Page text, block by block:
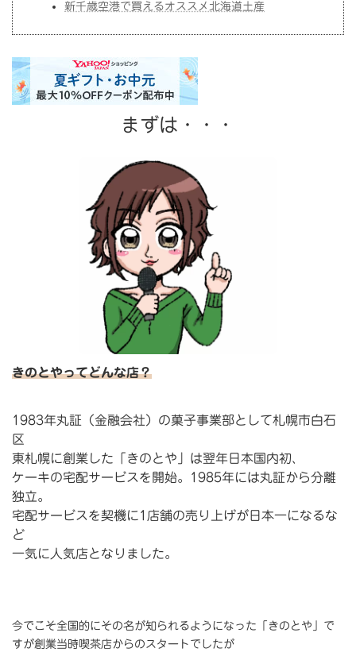
新千歳空港で買えるオススメ北海道土産
まずは・・・
きのとやってどんな店？
1983年丸証（金融会社）の菓子事業部として札幌市白石
区
東札幌に創業した「きのとや」は翌年日本国内初、
ケーキの宅配サービスを開始。1985年には丸証から分離
独立。
宅配サービスを契機に1店舗の売り上げが日本一になるな
ど
一気に人気店となりました。
今でこそ全国的にその名が知られるようになった「きのとや」で
すが創業当時喫茶店からのスタートでしたが